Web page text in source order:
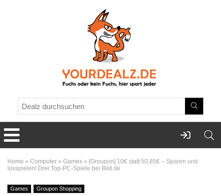
Home » Computer » Games » [Groupon] 10€ statt 50,85€ – Sparen und
losspielen! Drei Top-PC-Spiele bei Bild.de
Games Groupon Shopping